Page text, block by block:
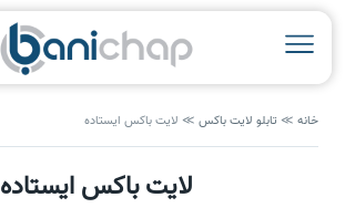
خانه ≫ تابلو لایت باکس ≫ لایت باکس ایستاده
لایت باکس ایستاده